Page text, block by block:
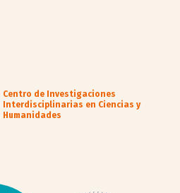
Centro de Investigaciones
Interdisciplinarias en Ciencias y
Humanidades